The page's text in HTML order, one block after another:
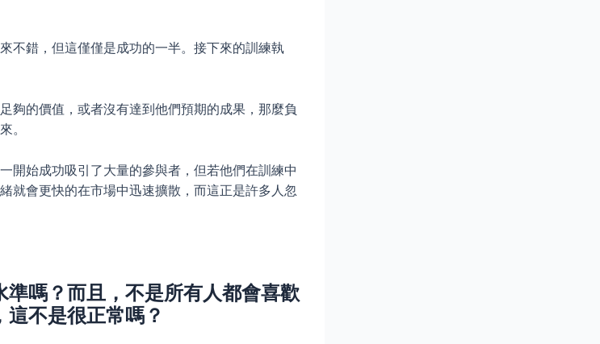
不錯，但這僅僅是成功的一半。接下來的訓練執
夠的價值，或者沒有達到他們預期的成果，那麼負
。
開始成功吸引了大量的參與者，但若他們在訓練中
就會更快的在市場中迅速擴散，而這正是許多人忽
準嗎？而且，不是所有人都會喜歡
這不是很正常嗎？